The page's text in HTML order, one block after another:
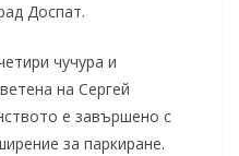
Доспат.
чучура и
на Сергей
е завършено с
за паркиране.